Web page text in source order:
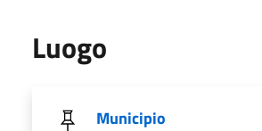
Luogo
Municipio